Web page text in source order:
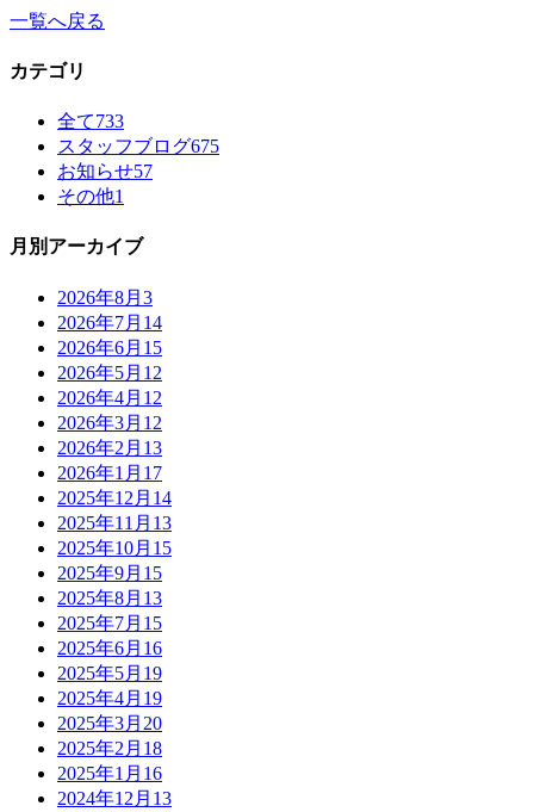
一覧へ戻る
カテゴリ
全て733
スタッフブログ675
お知らせ57
その他1
月別アーカイブ
2026年8月 3
2026年7月 14
2026年6月 15
2026年5月 12
2026年4月 12
2026年3月 12
2026年2月 13
2026年1月 17
2025年12月 14
2025年11月 13
2025年10月 15
2025年9月 15
2025年8月 13
2025年7月 15
2025年6月 16
2025年5月 19
2025年4月 19
2025年3月 20
2025年2月 18
2025年1月 16
2024年12月 13